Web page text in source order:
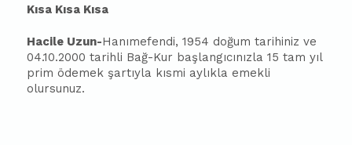
Kısa Kısa Kısa
Hacile Uzun-Hanımefendi, 1954 doğum tarihiniz ve
04.10.2000 tarihli Bağ-Kur başlangıcınızla 15 tam yıl
prim ödemek şartıyla kısmi aylıkla emekli
olursunuz.